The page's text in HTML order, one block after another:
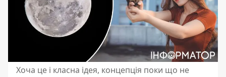
Хоча це і класна ідея, концепція поки що не